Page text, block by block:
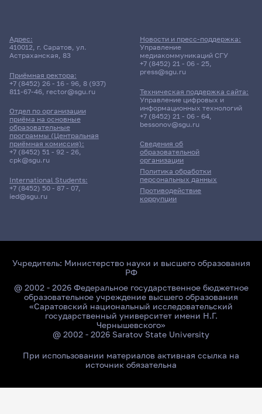
Адрес:
410012, г. Саратов, ул.
Астраханская, 83
Приёмная ректора:
+7 (8452) 26 - 16 - 96, 8 (937)
811-67-46, rector@sgu.ru
Отдел по организации
приёма на основные
образовательные
программы (Центральная
приёмная комиссия):
+7 (8452) 51 - 92 - 26,
cpk@sgu.ru
International Students:
+7 (8452) 50 - 87 - 07,
ied@sgu.ru
Сведения об
образовательной
организации
Политика обработки
персональных данных
Противодействие
коррупции
Новости и пресс-поддержка:
Управление
медиакоммуникаций СГУ
+7 (8452) 21 - 06 - 25,
press@sgu.ru
Техническая поддержка сайта:
Управление цифровых и
информационных технологий
+7 (8452) 21 - 06 - 64,
bessonov@sgu.ru
Учредитель: Министерство науки и высшего образования
РФ
@ 2002 - 2026 Федеральное государственное бюджетное
образовательное учреждение высшего образования
«Саратовский национальный исследовательский
государственный университет имени Н.Г.
Чернышевского»
@ 2002 - 2026 Saratov State University
При использовании материалов активная ссылка на
источник обязательна